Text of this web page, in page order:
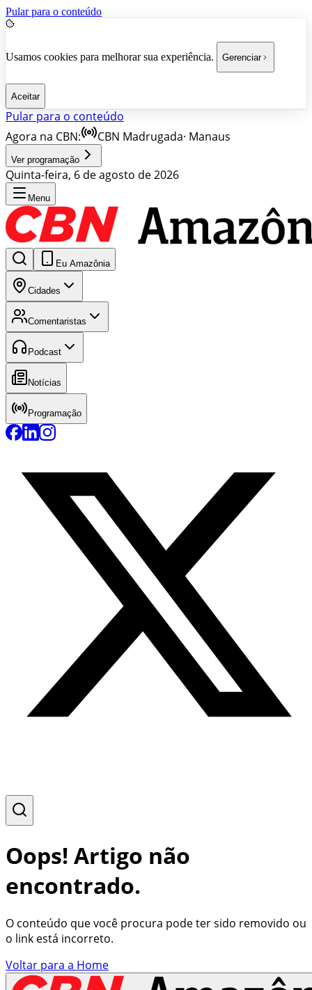
Pular para o conteúdo
Usamos cookies para melhorar sua experiência. Gerenciar
Aceitar
Pular para o conteúdo
Agora na CBN:
CBN Madrugada· Manaus
Ver programação
Quinta-feira, 6 de agosto de 2026
Menu
Eu Amazônia
Cidades
Comentaristas
Podcast
Notícias
Programação
Oops! Artigo não
encontrado.
O conteúdo que você procura pode ter sido removido ou
o link está incorreto.
Voltar para a Home